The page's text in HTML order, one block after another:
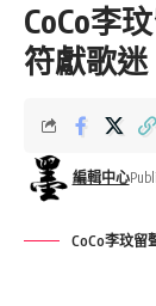
CoCo李
符獻歌迷
編輯中心
CoCo李玟留